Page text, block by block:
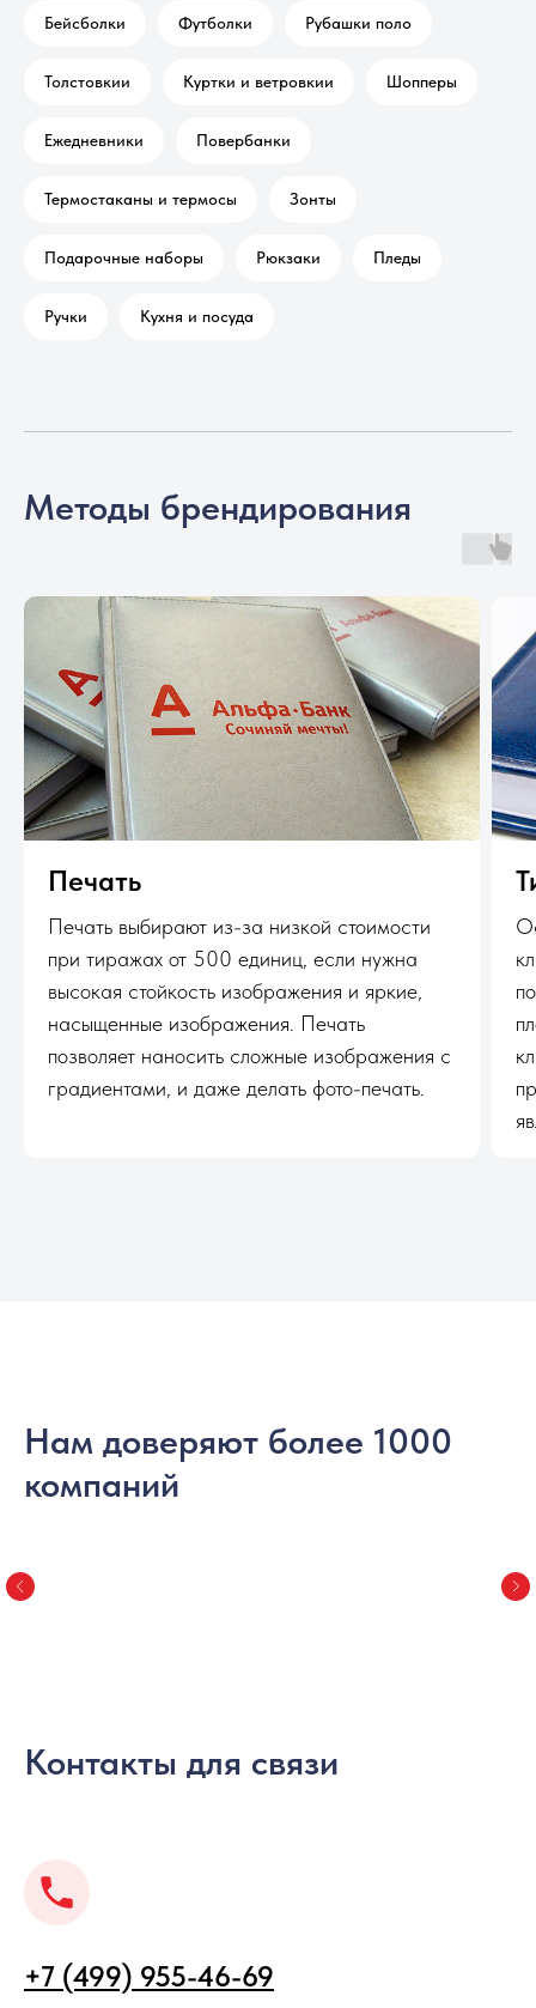
Бейсболки Футболки Рубашки поло
Толстовкии Куртки и ветровкии Шопперы
Ежедневники Повербанки
Термостаканы и термосы Зонты
Подарочные наборы Рюкзаки Пледы
Ручки Кухня и посуда
Методы брендирования
Печать
Печать выбирают из-за низкой стоимости
при тиражах от 500 единиц, если нужна
высокая стойкость изображения и яркие,
насыщенные изображения. Печать
позволяет наносить сложные изображения с
градиентами, и даже делать фото-печать.
Нам доверяют более 1000
компаний
Контакты для связи
+7 (499) 955-46-69